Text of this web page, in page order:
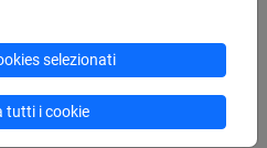
selezionati
tutti i cookie